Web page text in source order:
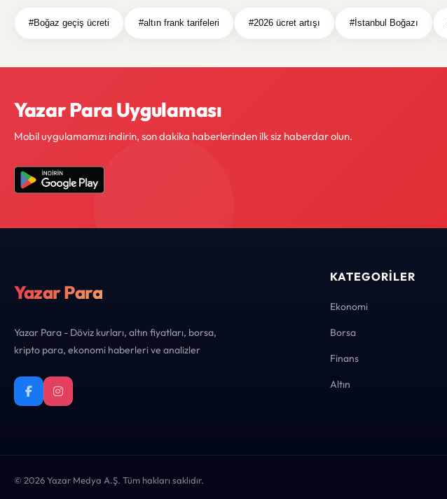
#Boğaz geçiş ücreti #altın frank tarifeleri #2026 ücret artışı #İstanbul Boğazı
Yazar Para Uygulaması
Mobil uygulamamızı indirin, son dakika haberlerinden ilk siz haberdar olun.
Yazar Para
Yazar Para - Döviz kurları, altın fiyatları, borsa,
kripto para, ekonomi haberleri ve analizler
KATEGORILER
Ekonomi
Borsa
Finans
Altın
© 2026 Yazar Medya A.Ş. Tüm hakları saklıdır.